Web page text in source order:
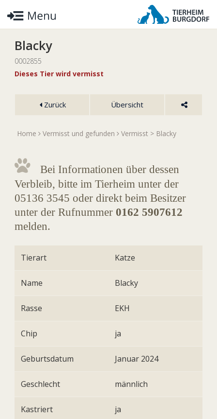
Blacky
0002855
Dieses Tier wird vermisst
Zurück Übersicht
Home Vermisst und gefunden Vermisst > Blacky
Bei Informationen über dessen
Verbleib, bitte im Tierheim unter der
05136 3545 oder direkt beim Besitzer
unter der Rufnummer 0162 5907612
melden.
Tierart Katze
Name Blacky
Rasse EKH
Chip ja
Geburtsdatum Januar 2024
Geschlecht männlich
Kastriert ja